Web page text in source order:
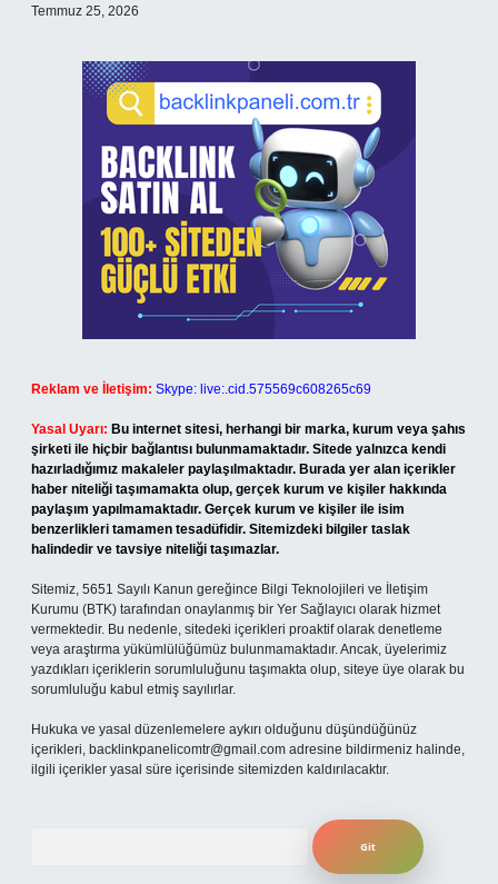
Temmuz 25, 2026
Reklam ve İletişim: Skype: live:.cid.575569c608265c69
Yasal Uyarı: Bu internet sitesi, herhangi bir marka, kurum veya şahıs
şirketi ile hiçbir bağlantısı bulunmamaktadır. Sitede yalnızca kendi
hazırladığımız makaleler paylaşılmaktadır. Burada yer alan içerikler
haber niteliği taşımamakta olup, gerçek kurum ve kişiler hakkında
paylaşım yapılmamaktadır. Gerçek kurum ve kişiler ile isim
benzerlikleri tamamen tesadüfidir. Sitemizdeki bilgiler taslak
halindedir ve tavsiye niteliği taşımazlar.
Sitemiz, 5651 Sayılı Kanun gereğince Bilgi Teknolojileri ve İletişim
Kurumu (BTK) tarafından onaylanmış bir Yer Sağlayıcı olarak hizmet
vermektedir. Bu nedenle, sitedeki içerikleri proaktif olarak denetleme
veya araştırma yükümlülüğümüz bulunmamaktadır. Ancak, üyelerimiz
yazdıkları içeriklerin sorumluluğunu taşımakta olup, siteye üye olarak bu
sorumluluğu kabul etmiş sayılırlar.
Hukuka ve yasal düzenlemelere aykırı olduğunu düşündüğünüz
içerikleri, backlinkpanelicomtr@gmail.com adresine bildirmeniz halinde,
ilgili içerikler yasal süre içerisinde sitemizden kaldırılacaktır.